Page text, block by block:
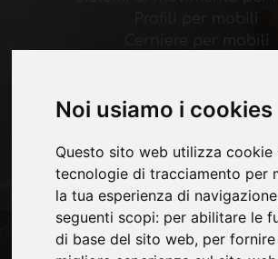
Noi usiamo i cookies
Questo sito web utilizza cookie
tecnologie di tracciamento per
la tua esperienza di
seguenti scopi: per abilitare le
di base del sito web, per fornire
Cerniere per mobili
Pagine
Contatti
Fiere
Privacy
Mappa Sito